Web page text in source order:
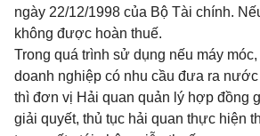
ngày 22/12/1998 của Bộ Tài chính.
không được hoàn thuế.
Trong quá trình sử dụng nếu máy
doanh nghiệp có nhu cầu đưa ra
thì đơn vị Hải quan quản lý hợp đồng
giải quyết, thủ tục hải quan thực hiện